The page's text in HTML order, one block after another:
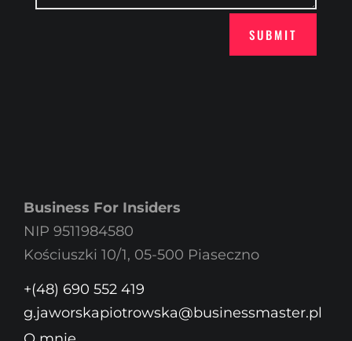
SUBMIT
Business For Insiders
NIP 9511984580
Kościuszki 10/1, 05-500 Piaseczno
+(48) 690 552 419
g.jaworskapiotrowska@businessmaster.pl